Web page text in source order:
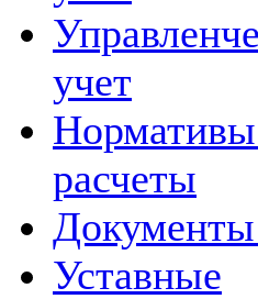
учет
расчеты
Уставные